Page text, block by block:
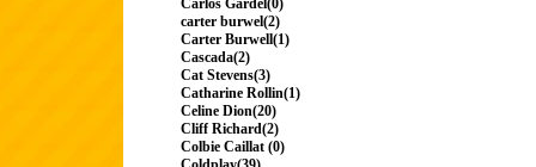
Carlos Gardel(0)
carter burwel(2)
Carter Burwell(1)
Cascada(2)
Cat Stevens(3)
Catharine Rollin(1)
Celine Dion(20)
Cliff Richard(2)
Colbie Caillat (0)